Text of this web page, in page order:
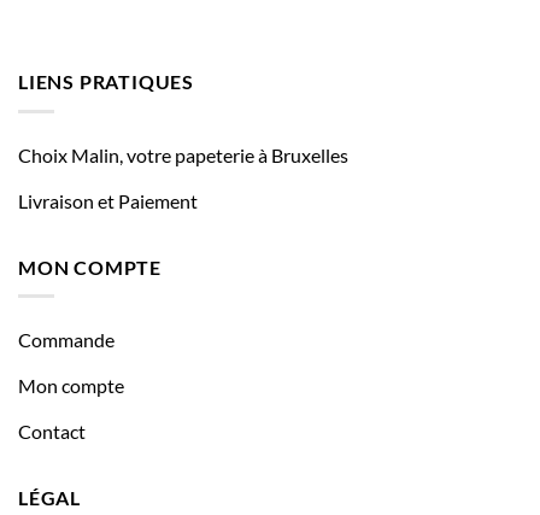
LIENS PRATIQUES
Choix Malin, votre papeterie à Bruxelles
Livraison et Paiement
MON COMPTE
Commande
Mon compte
Contact
LÉGAL